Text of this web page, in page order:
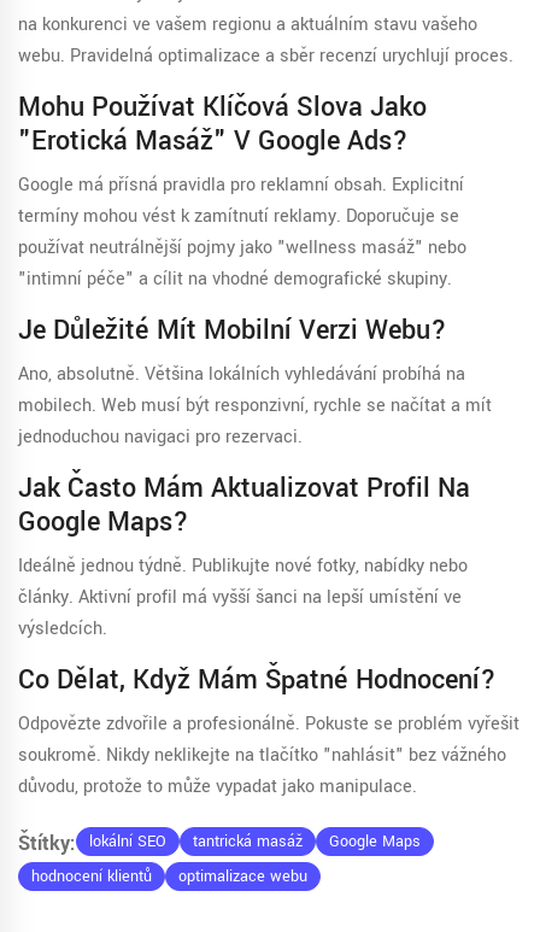
na konkurenci ve vašem regionu a aktuálním stavu vašeho
webu. Pravidelná optimalizace a sběr recenzí urychlují proces.
Mohu Používat Klíčová Slova Jako
"erotická Masáž" V Google Ads?
Google má přísná pravidla pro reklamní obsah. Explicitní
termíny mohou vést k zamítnutí reklamy. Doporučuje se
používat neutrálnější pojmy jako "wellness masáž" nebo
"intimní péče" a cílit na vhodné demografické skupiny.
Je Důležité Mít Mobilní Verzi Webu?
Ano, absolutně. Většina lokálních vyhledávání probíhá na
mobilech. Web musí být responzivní, rychle se načítat a mít
jednoduchou navigaci pro rezervaci.
Jak Často Mám Aktualizovat Profil Na
Google Maps?
Ideálně jednou týdně. Publikujte nové fotky, nabídky nebo
články. Aktivní profil má vyšší šanci na lepší umístění ve
výsledcích.
Co Dělat, Když Mám Špatné Hodnocení?
Odpovězte zdvořile a profesionálně. Pokuste se problém vyřešit
soukromě. Nikdy neklikejte na tlačítko "nahlásit" bez vážného
důvodu, protože to může vypadat jako manipulace.
Štítky: lokální SEO tantrická masáž
Google Maps
hodnocení klientů
optimalizace webu